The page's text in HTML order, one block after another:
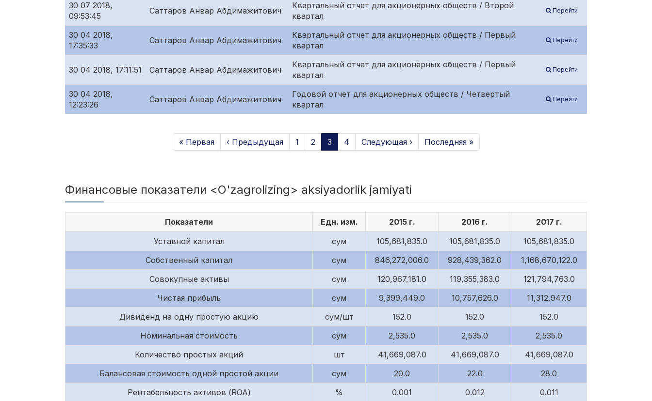
30 07 2018,
09:53:45
Саттаров Анвар Абдимажитович
Квартальный отчет для акционерных обществ / Второй
квартал
Перейти
30 04 2018,
17:35:33
Саттаров Анвар Абдимажитович
Квартальный отчет для акционерных обществ / Первый
квартал
Перейти
30 04 2018, 17:11:51 Саттаров Анвар Абдимажитович
Квартальный отчет для акционерных обществ / Первый
квартал
Перейти
30 04 2018,
12:23:26
Саттаров Анвар Абдимажитович
Годовой отчет для акционерных обществ / Четвертый
квартал
Перейти
« Первая ‹ Предыдущая 1 2 3 4 Следующая › Последняя »
Финансовые показатели <O'zagrolizing> aksiyadorlik jamiyati
Показатели Едн. изм. 2015 г. 2016 г.
2017 г.
Уставной капитал
сум 105,681,835.0 105,681,835.0
105,681,835.0
Собственный капитал
сум 846,272,006.0 928,439,362.0
1,168,670,122.0
Совокупные активы
сум 120,967,181.0 119,355,383.0
121,794,763.0
Чистая прибыль
сум 9,399,449.0 10,757,626.0
11,312,947.0
Дивиденд на одну простую акцию
сум/шт 152.0 152.0
152.0
Номинальная стоимость
сум 2,535.0 2,535.0
2,535.0
Количество простых акций
шт 41,669,087.0 41,669,087.0
41,669,087.0
Балансовая стоимость одной простой акции
сум 20.0 22.0
28.0
Рентабельность активов (ROA)
% 0.001 0.012 0.011